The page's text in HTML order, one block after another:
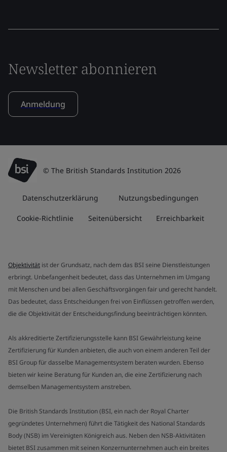
Newsletter abonnieren
Anmeldung
© The British Standards Institution 2026
Datenschutzerklärung Nutzungsbedingungen
Cookie-Richtlinie Seitenübersicht Erreichbarkeit
Objektivität ist der Grundsatz, nach dem das BSI seine Dienstleistungen
erbringt. Unbefangenheit bedeutet, dass das Unternehmen im Umgang
mit Menschen und bei allen Geschäftsvorgängen fair und gerecht handelt.
Das bedeutet, dass Entscheidungen frei von Einflüssen getroffen werden,
die die Objektivität der Entscheidungsfindung beeinträchtigen könnten.
Als akkreditierte Zertifizierungsstelle kann BSI Gewährleistung keine
Zertifizierung für Kunden anbieten, die auch von einem anderen Teil der
BSI Group für dasselbe Managementsystem beraten wurden. Ebenso
bieten wir keine Beratung für Kunden an, die eine Zertifizierung nach
demselben Managementsystem anstreben.
Die British Standards Institution (BSI, ein nach der Royal Charter
gegründetes Unternehmen) führt die Tätigkeit des National Standards
Body (NSB) im Vereinigten Königreich aus. Neben den NSB-Aktivitäten
bietet BSI zusammen mit seinen Konzernunternehmen auch ein breites